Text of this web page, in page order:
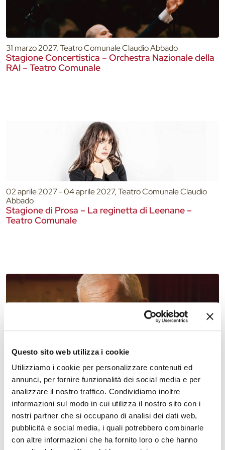
Questo sito web utilizza i cookie
Utilizziamo i cookie per personalizzare contenuti ed
annunci, per fornire funzionalità dei social media e per
analizzare il nostro traffico. Condividiamo inoltre
informazioni sul modo in cui utilizza il nostro sito con i
nostri partner che si occupano di analisi dei dati web,
pubblicità e social media, i quali potrebbero combinarle
con altre informazioni che ha fornito loro o che hanno
31 marzo 2027, Teatro Comunale Claudio Abbado
Stagione Concertistica – Orchestra Nazionale della
RAI – Teatro Comunale
02 aprile 2027 - 04 aprile 2027, Teatro Comunale Claudio
Abbado
Stagione di Prosa – La reginetta di Leenane –
Teatro Comunale
Il mistero della stupidità – Spettacolo e cultura –
Teatro Nuovo